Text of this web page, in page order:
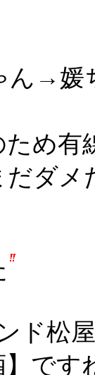
ん→媛
め有
だダ
ド松
】で